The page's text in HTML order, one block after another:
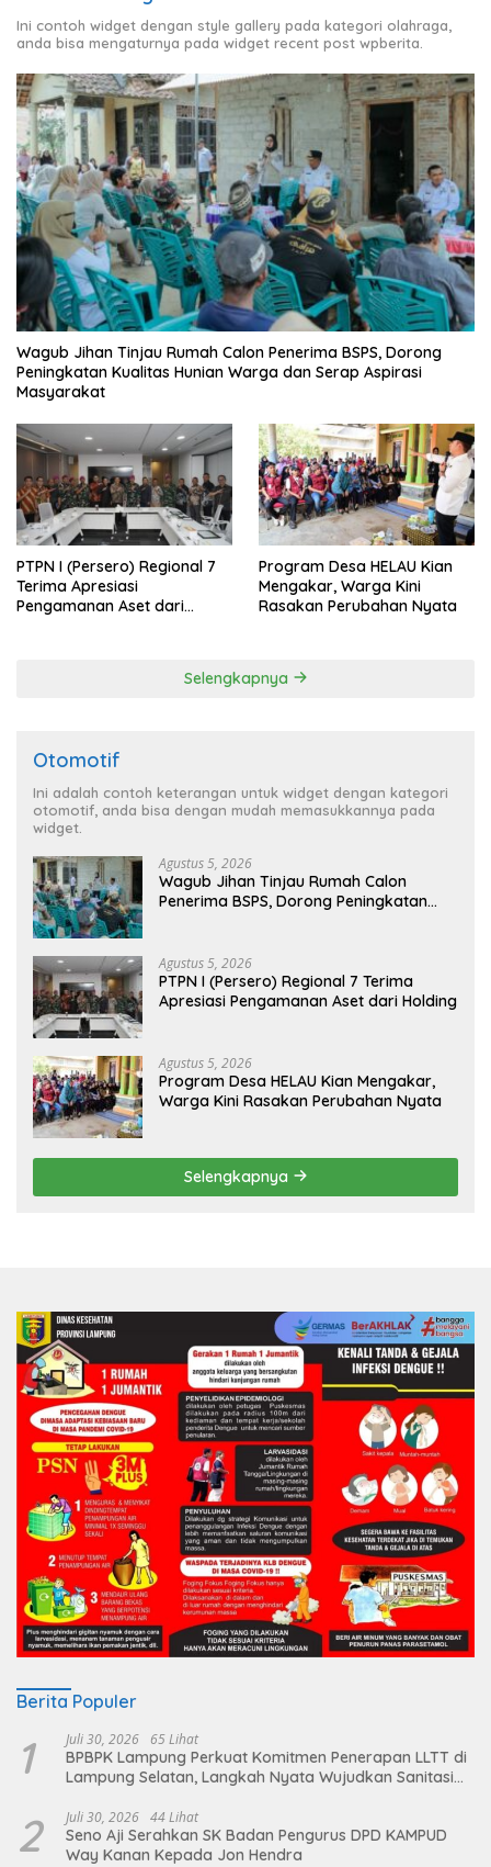
Ini contoh widget dengan style gallery pada kategori olahraga,
anda bisa mengaturnya pada widget recent post wpberita.
Wagub Jihan Tinjau Rumah Calon Penerima BSPS, Dorong
Peningkatan Kualitas Hunian Warga dan Serap Aspirasi
Masyarakat
PTPN I (Persero) Regional 7
Terima Apresiasi
Pengamanan Aset dari
Program Desa HELAU Kian
Mengakar, Warga Kini
Rasakan Perubahan Nyata
Selengkapnya
Otomotif
Ini adalah contoh keterangan untuk widget dengan kategori
otomotif, anda bisa dengan mudah memasukkannya pada
widget.
Agustus 5, 2026
Wagub Jihan Tinjau Rumah Calon
Penerima BSPS, Dorong Peningkatan
Agustus 5, 2026
PTPN I (Persero) Regional 7 Terima
Apresiasi Pengamanan Aset dari Holding
Agustus 5, 2026
Program Desa HELAU Kian Mengakar,
Warga Kini Rasakan Perubahan Nyata
Selengkapnya
Berita Populer
1 Juli 30, 2026 65 Lihat
BPBPK Lampung Perkuat Komitmen Penerapan LLTT di
Lampung Selatan, Langkah Nyata Wujudkan Sanitasi
2 Juli 30, 2026 44 Lihat
Seno Aji Serahkan SK Badan Pengurus DPD KAMPUD
Way Kanan Kepada Jon Hendra